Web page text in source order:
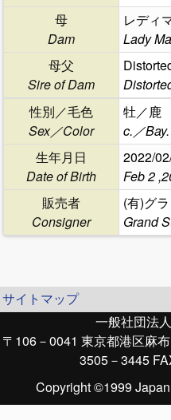
母
Dam
レディ
Lady
母父
Sire of Dam
性別／毛色
Sex／Color
牡／鹿
c.／Bay.
生年月日
Date of Birth
2022/
Feb 2
販売者
Consigner
(有)グ
Grand
サイトマップ
一般社団法
〒106－0041 東京都港区麻
3505－3445
Copyright ©1999